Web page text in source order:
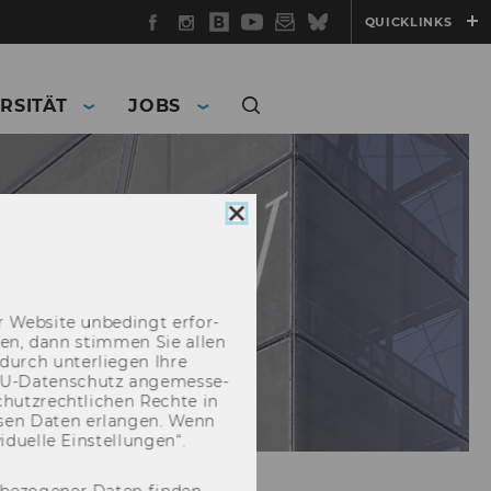
Facebook
Instagram
WU
Blog
YouTube
Newsletter
BlueskyQUICKLINKS
JOBS
Cookie
Consent
schließen
Web­site un­be­dingt er­for­
dann stim­men Sie allen
un­ter­lie­gen Ihre
​Datenschutz an­ge­mes­se­
Rech­te in
Daten er­lan­gen. Wenn
Ein­stel­lun­gen“.